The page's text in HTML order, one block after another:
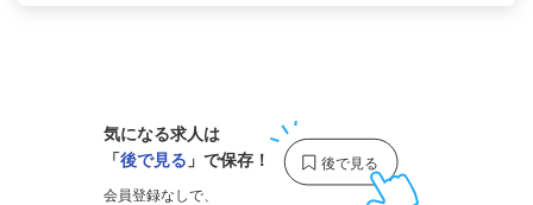
気になる求人は
「後で見る 」で保存！
会員登録なしで、